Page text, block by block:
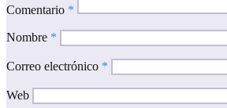
Comentario *
Nombre *
Correo electrónico *
Web